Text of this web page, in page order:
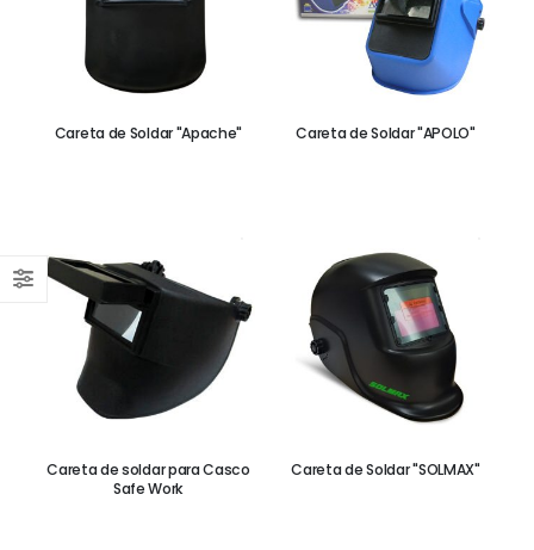
Careta de Soldar "Apache" Careta de Soldar "APOLO"
Careta de soldar para Casco
Safe Work
Careta de Soldar "SOLMAX"